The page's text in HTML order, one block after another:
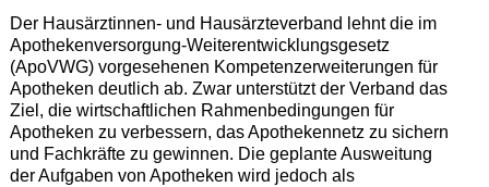
Der Hausärztinnen- und Hausärzteverband lehnt die im
Apothekenversorgung-Weiterentwicklungsgesetz
(ApoVWG) vorgesehenen Kompetenzerweiterungen für
Apotheken deutlich ab. Zwar unterstützt der Verband das
Ziel, die wirtschaftlichen Rahmenbedingungen für
Apotheken zu verbessern, das Apothekennetz zu sichern
und Fachkräfte zu gewinnen. Die geplante Ausweitung
der Aufgaben von Apotheken wird jedoch als